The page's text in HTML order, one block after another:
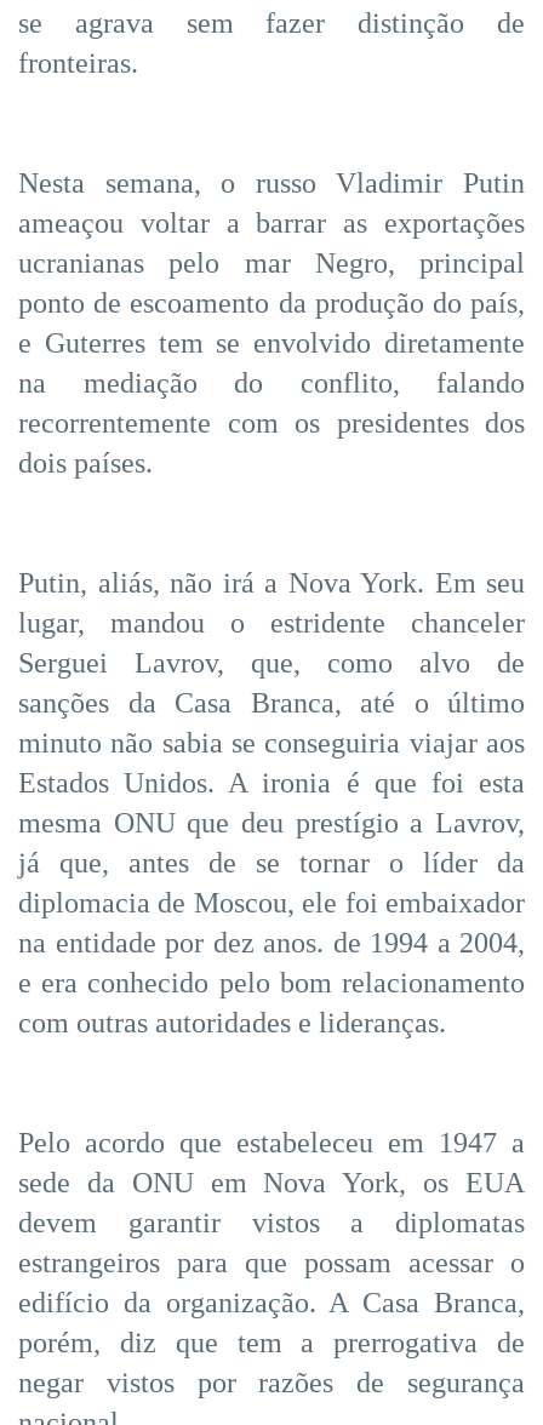
se agrava sem fazer distinção de
fronteiras.
Nesta semana, o russo Vladimir Putin
ameaçou voltar a barrar as exportações
ucranianas pelo mar Negro, principal
ponto de escoamento da produção do país,
e Guterres tem se envolvido diretamente
na mediação do conflito, falando
recorrentemente com os presidentes dos
dois países.
Putin, aliás, não irá a Nova York. Em seu
lugar, mandou o estridente chanceler
Serguei Lavrov, que, como alvo de
sanções da Casa Branca, até o último
minuto não sabia se conseguiria viajar aos
Estados Unidos. A ironia é que foi esta
mesma ONU que deu prestígio a Lavrov,
já que, antes de se tornar o líder da
diplomacia de Moscou, ele foi embaixador
na entidade por dez anos. de 1994 a 2004,
e era conhecido pelo bom relacionamento
com outras autoridades e lideranças.
Pelo acordo que estabeleceu em 1947 a
sede da ONU em Nova York, os EUA
devem garantir vistos a diplomatas
estrangeiros para que possam acessar o
edifício da organização. A Casa Branca,
porém, diz que tem a prerrogativa de
negar vistos por razões de segurança